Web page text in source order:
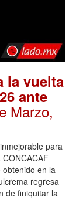
la vuelta
ante
Marzo,
para
obtenido en la
regresa
de finiquitar la